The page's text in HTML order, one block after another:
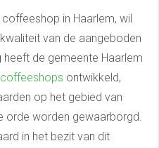
in Haarlem, wil
van de aangeboden
de gemeente Haarlem
ontwikkeld,
op het gebied van
orde worden gewaarborgd.
in het bezit van dit